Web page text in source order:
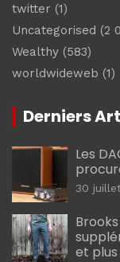
twitter (1)
Uncategorised (2
Wealthy (583)
worldwideweb (1)
Derniers
Les
30
et plus